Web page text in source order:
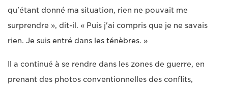
qu'étant donné ma situation, rien ne pouvait me
surprendre », dit-il. « Puis j'ai compris que je ne savais
rien. Je suis entré dans les ténèbres. »
Il a continué à se rendre dans les zones de guerre, en
prenant des photos conventionnelles des conflits,